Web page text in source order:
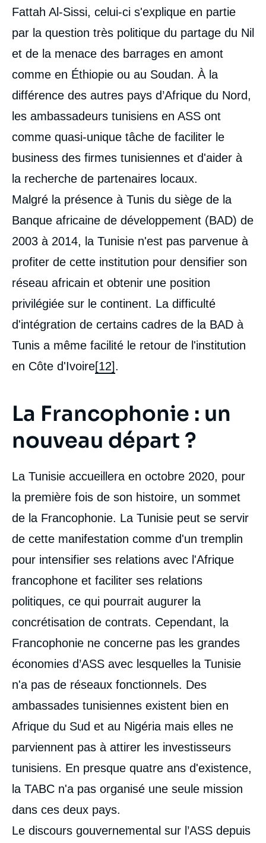
Fattah Al-Sissi, celui-ci s'explique en partie
par la question très politique du partage du Nil
et de la menace des barrages en amont
comme en Éthiopie ou au Soudan. À la
différence des autres pays d’Afrique du Nord,
les ambassadeurs tunisiens en ASS ont
comme quasi-unique tâche de faciliter le
business des firmes tunisiennes et d'aider à
la recherche de partenaires locaux.
Malgré la présence à Tunis du siège de la
Banque africaine de développement (BAD) de
2003 à 2014, la Tunisie n'est pas parvenue à
profiter de cette institution pour densifier son
réseau africain et obtenir une position
privilégiée sur le continent. La difficulté
d'intégration de certains cadres de la BAD à
Tunis a même facilité le retour de l'institution
en Côte d'Ivoire[12].
La Francophonie : un
nouveau départ ?
La Tunisie accueillera en octobre 2020, pour
la première fois de son histoire, un sommet
de la Francophonie. La Tunisie peut se servir
de cette manifestation comme d'un tremplin
pour intensifier ses relations avec l'Afrique
francophone et faciliter ses relations
politiques, ce qui pourrait augurer la
concrétisation de contrats. Cependant, la
Francophonie ne concerne pas les grandes
économies d’ASS avec lesquelles la Tunisie
n'a pas de réseaux fonctionnels. Des
ambassades tunisiennes existent bien en
Afrique du Sud et au Nigéria mais elles ne
parviennent pas à attirer les investisseurs
tunisiens. En presque quatre ans d'existence,
la TABC n'a pas organisé une seule mission
dans ces deux pays.
Le discours gouvernemental sur l’ASS depuis